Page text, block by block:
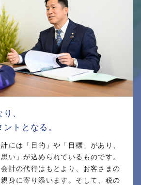
、
トとなる。
には「目的」や「目標」があり、
い」が込められているものです。
計の代行はもとより、お客さまの
身に寄り添います。そして、税の